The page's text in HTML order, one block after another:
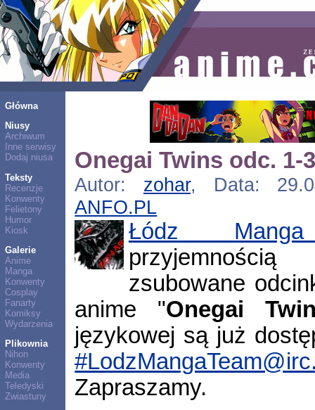
Główna
Niusy
Archiwum
Inne serwisy
Dodaj niusa
Teksty
Recenzje
Konwenty
Felietony
Humor
Kiosk
Galerie
Anime
Manga
Konwenty
Cosplay
Fanarty
Komiksy
Wydarzenia
Plikownia
Nihon
Konwenty
Media
Teledyski
Zwiastuny
Onegai Twins odc. 1-
Autor: zohar, Data:
ANFO.PL
Łódz
zsubowane
anime "Onegai
językowej są już
Zapraszamy.